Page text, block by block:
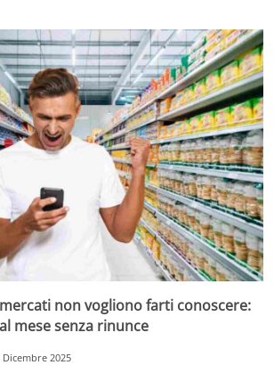
non vogliono farti conoscere:
mese senza rinunce
Dicembre 2025